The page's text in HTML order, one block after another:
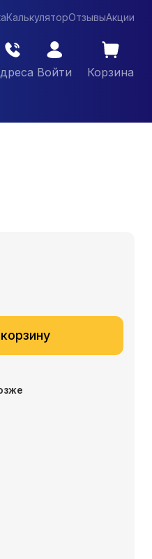
КалькуляторОтзывыАкции
Войти Корзина